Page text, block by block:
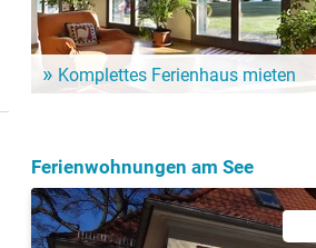
Komplettes Ferienhaus mieten
Ferienwohnungen am See